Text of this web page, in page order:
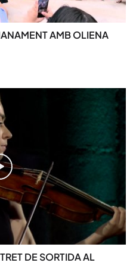
AMB OLIENA
DE SORTIDA AL